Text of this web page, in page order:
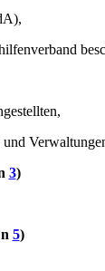
und
3)
5)